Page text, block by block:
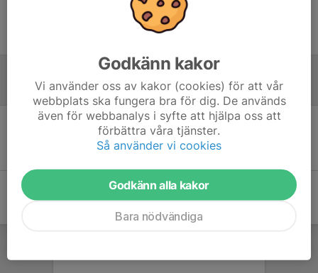
Ingen uppställning ifylld
Referat
Inget referat skrivet
Godkänn kakor
Vi använder oss av kakor (cookies) för att vår
webbplats ska fungera bra för dig. De används
även för webbanalys i syfte att hjälpa oss att
förbättra våra tjänster.
Så använder vi cookies
Godkänn alla kakor
Bara nödvändiga